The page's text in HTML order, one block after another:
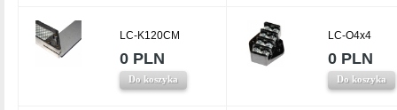
LC-K120CM
0 PLN
Do koszyka
LC-O4x4
0 PLN
Do koszyka